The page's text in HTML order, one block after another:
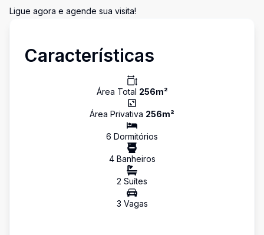
Ligue agora e agende sua visita!
Características
Área Total 256m²
Área Privativa 256m²
6 Dormitórios
4Banheiros
2 Suítes
3 Vagas